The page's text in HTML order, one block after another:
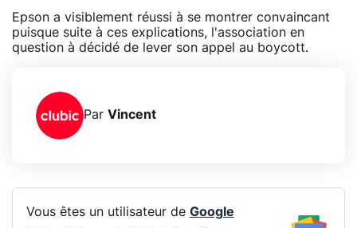
Epson a visiblement réussi à se montrer convaincant
puisque suite à ces explications, l'association en
question à décidé de lever son appel au boycott.
Par Vincent
Vous êtes un utilisateur de Google